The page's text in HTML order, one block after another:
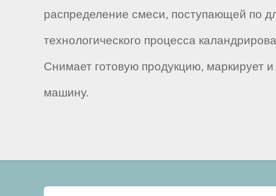
распределение смеси, поступающей по
технологического процесса
Снимает готовую продукцию, маркирует
машину.